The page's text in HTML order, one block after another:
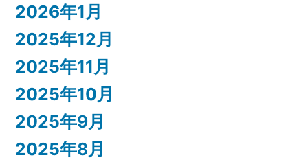
2026年1月
2025年12月
2025年11月
2025年10月
2025年9月
2025年8月